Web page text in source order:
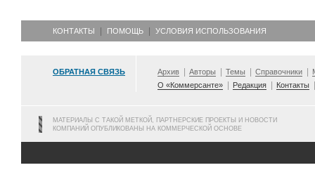
КОНТАКТЫ ПОМОЩЬ УСЛОВИЯ ИСПОЛЬЗОВАНИЯ
ОБРАТНАЯ СВЯЗЬ Архив Авторы Темы Справочники
О «Коммерсанте»
Редакция Контакты
МАТЕРИАЛЫ С ТАКОЙ МЕТКОЙ, ПАРТНЕРСКИЕ ПРОЕКТЫ И НОВОСТИ
КОМПАНИЙ ОПУБЛИКОВАНЫ НА КОММЕРЧЕСКОЙ ОСНОВЕ